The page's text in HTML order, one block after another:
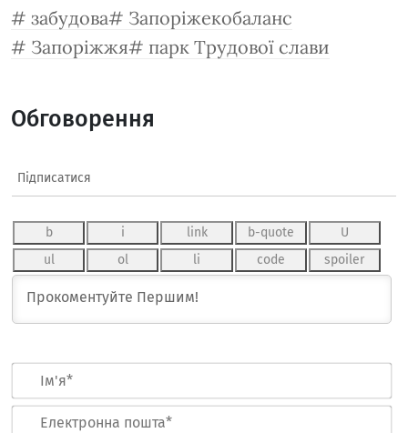
забудова
Запоріжекобаланс
Запоріжжя
парк Трудової слави
Обговорення
Підписатися